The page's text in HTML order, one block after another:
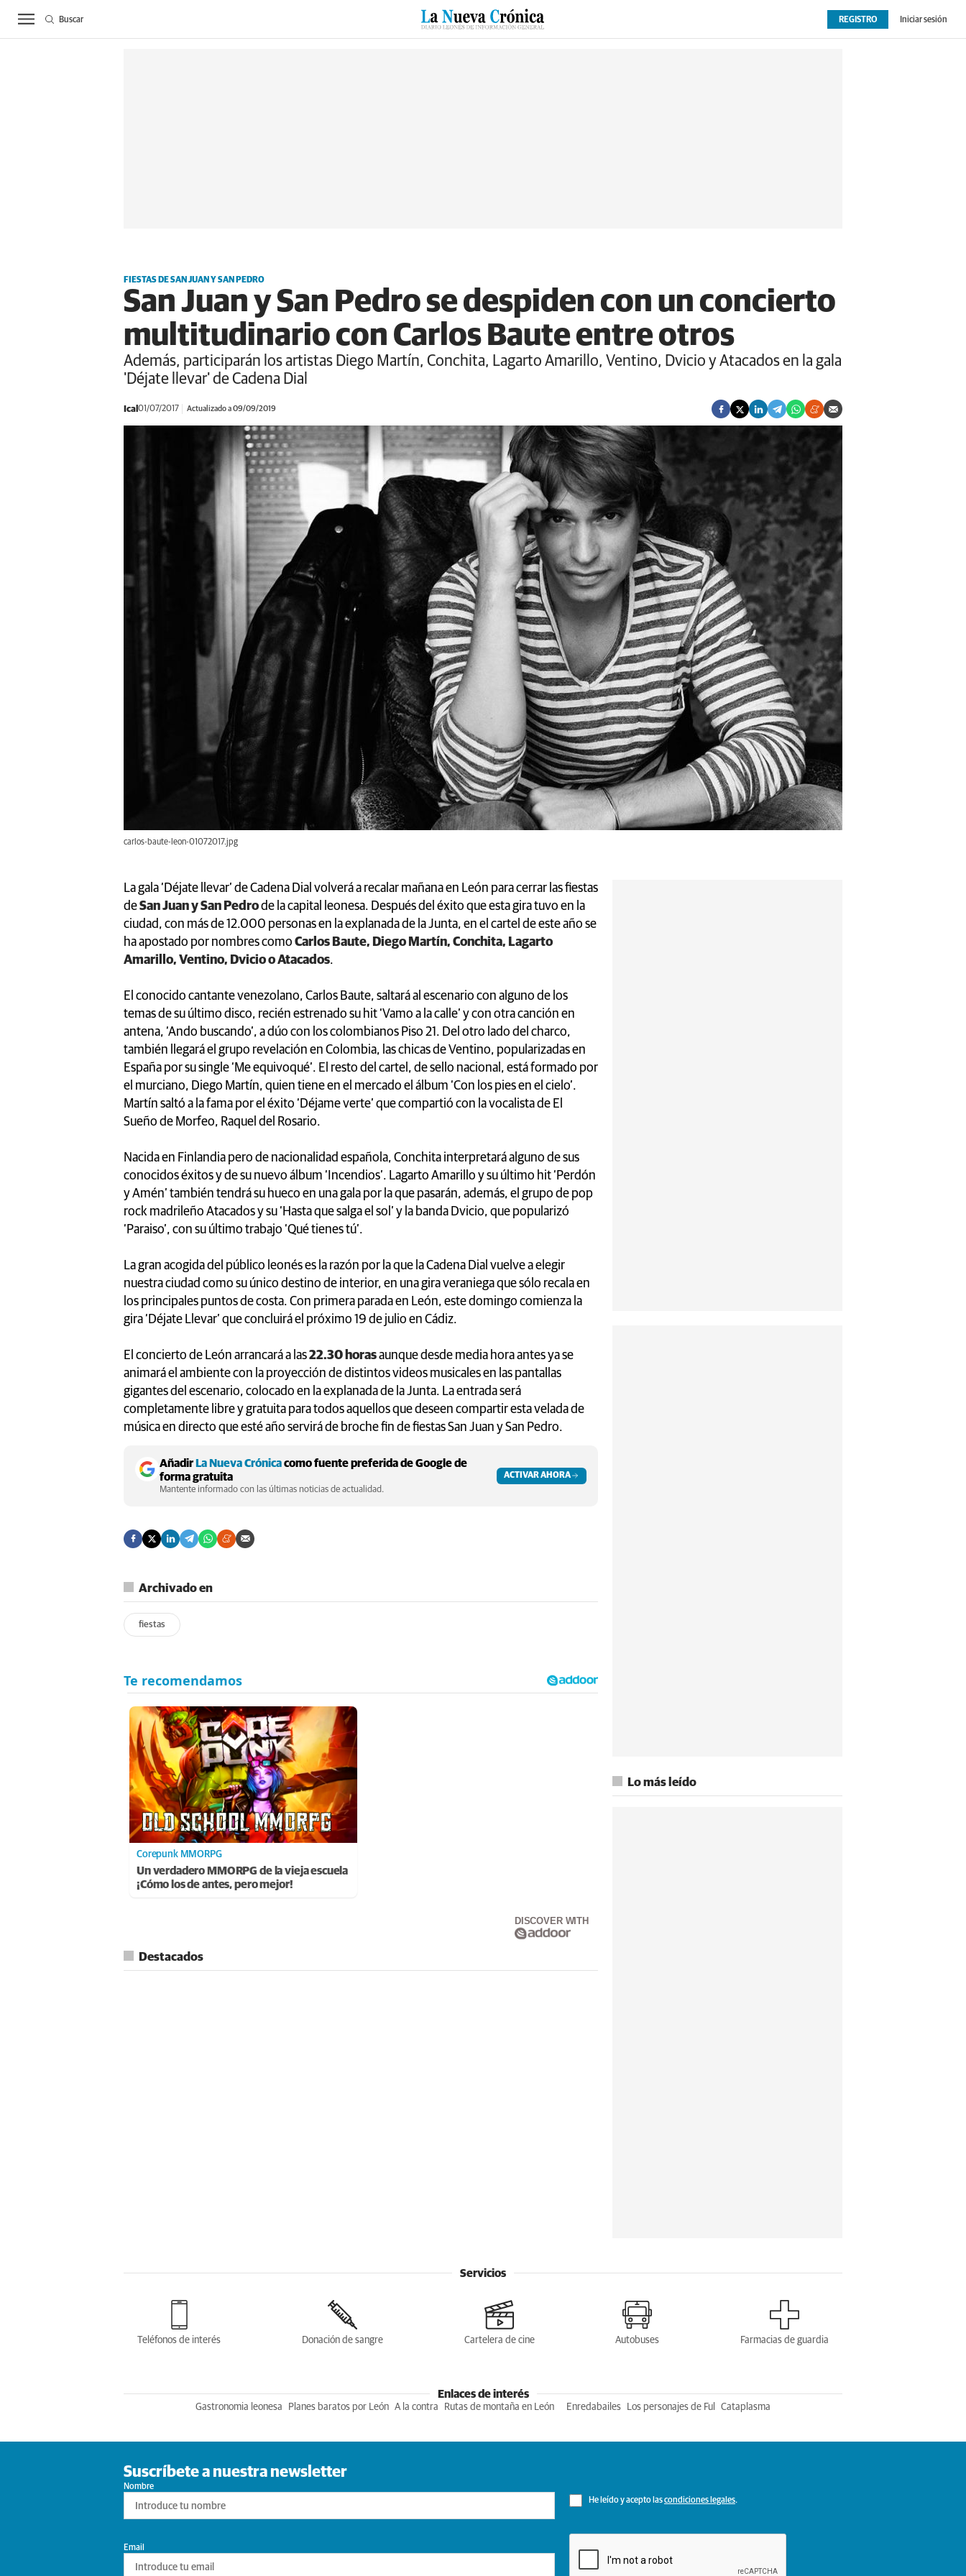
ACTUALIDAD BIERZO SUCESOS CULTURAS ESPECIALES DEPORTES OPINIÓN EXTRAS
REGISTRO Iniciar sesión
Buscar
FIESTAS DE SAN JUAN Y SAN PEDRO
San Juan y San Pedro se despiden con un concierto
multitudinario con Carlos Baute entre otros
Además, participarán los artistas Diego Martín, Conchita, Lagarto Amarillo, Ventino, Dvicio y Atacados en la gala
'Déjate llevar' de Cadena Dial
Ical 01/07/2017 Actualizado a 09/09/2019
carlos-baute-leon-01072017.jpg
La gala ‘Déjate llevar’ de Cadena Dial volverá a recalar mañana en León para cerrar las fiestas
deSan Juan y San Pedrode la capital leonesa. Después del éxito que esta gira tuvo en la
ciudad, con más de 12.000 personas en la explanada de la Junta, en el cartel de este año se
ha apostado por nombres como Carlos Baute, Diego Martín, Conchita, Lagarto
Amarillo, Ventino, Dvicio o Atacados.
El conocido cantante venezolano, Carlos Baute, saltará al escenario con alguno de los
temas de su último disco, recién estrenado su hit ‘Vamo a la calle’ y con otra canción en
antena, ‘Ando buscando’, a dúo con los colombianos Piso 21. Del otro lado del charco,
también llegará el grupo revelación en Colombia, las chicas de Ventino, popularizadas en
España por su single ‘Me equivoqué’. El resto del cartel, de sello nacional, está formado por
el murciano, Diego Martín, quien tiene en el mercado el álbum ‘Con los pies en el cielo’.
Martín saltó a la fama por el éxito ‘Déjame verte’ que compartió con la vocalista de El
Sueño de Morfeo, Raquel del Rosario.
Nacida en Finlandia pero de nacionalidad española, Conchita interpretará alguno de sus
conocidos éxitos y de su nuevo álbum ‘Incendios’. Lagarto Amarillo y su último hit ‘Perdón
y Amén’ también tendrá su hueco en una gala por la que pasarán, además, el grupo de pop
rock madrileño Atacados y su ‘Hasta que salga el sol’ y la banda Dvicio, que popularizó
‘Paraiso’, con su último trabajo ‘Qué tienes tú’.
La gran acogida del público leonés es la razón por la que la Cadena Dial vuelve a elegir
nuestra ciudad como su único destino de interior, en una gira veraniega que sólo recala en
los principales puntos de costa. Con primera parada en León, este domingo comienza la
gira ‘Déjate Llevar’ que concluirá el próximo 19 de julio en Cádiz.
El concierto de León arrancará a las22.30 horasaunque desde media hora antes ya se
animará el ambiente con la proyección de distintos videos musicales en las pantallas
gigantes del escenario, colocado en la explanada de la Junta. La entrada será
completamente libre y gratuita para todos aquellos que deseen compartir esta velada de
música en directo que esté año servirá de broche fin de fiestas San Juan y San Pedro.
AñadirLa Nueva Crónicacomo fuente preferida de Google de
forma gratuita
Mantente informado con las últimas noticias de actualidad.
ACTIVAR AHORA
Archivado en
fiestas
Corepunk MMORPG
Un verdadero MMORPG de la vieja escuela
¡Cómo los de antes, pero mejor!
DISCOVER WITH
Destacados
Lo más leído
Servicios
Teléfonos de interés Donación de sangre Cartelera de cine Autobuses Farmacias de guardia
Enlaces de interés
Gastronomia leonesa Planes baratos por León A la contra Rutas de montaña en León Enredabailes Los personajes de Ful Cataplasma
Suscríbete a nuestra newsletter
Nombre
He leído y acepto lascondiciones legales.
Email